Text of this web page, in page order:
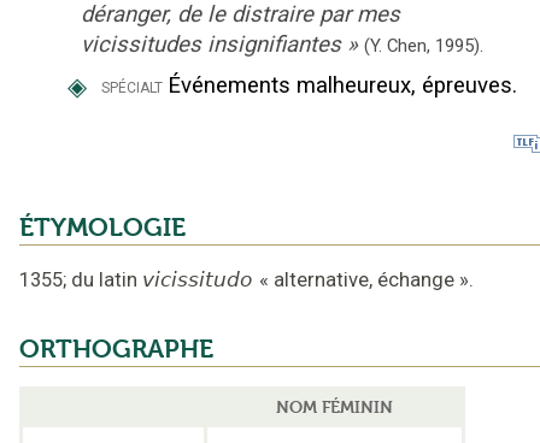
déranger, de le distraire par mes
vicissitudes insignifiantes » (Y. Chen, 1995).
◈ spécialt Événements malheureux, épreuves.
ÉTYMOLOGIE
1355; du latin vicissitudo « alternative, échange ».
ORTHOGRAPHE
NOM FÉMININ